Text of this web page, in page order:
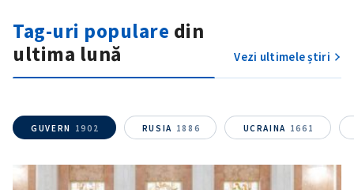
Tag-uri populare din
ultima lună
Vezi ultimele știri
GUVERN 1902 RUSIA 1886 UCRAINA 1661
Link media
+ Link media
Sursă anonimă